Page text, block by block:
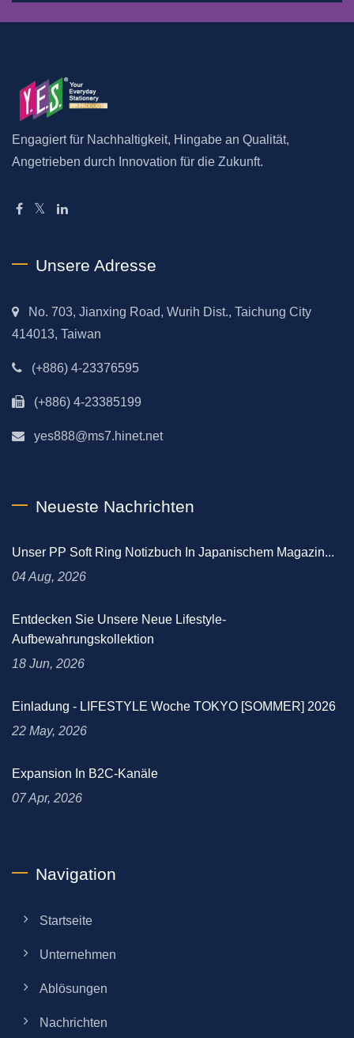
Engagiert für Nachhaltigkeit, Hingabe an Qualität,
Angetrieben durch Innovation für die Zukunft.
Unsere Adresse
No. 703, Jianxing Road, Wurih Dist., Taichung City
414013, Taiwan
(+886) 4-23376595
(+886) 4-23385199
yes888@ms7.hinet.net
Neueste Nachrichten
Unser PP Soft Ring Notizbuch In Japanischem Magazin...
04 Aug, 2026
Entdecken Sie Unsere Neue Lifestyle-
Aufbewahrungskollektion
18 Jun, 2026
Einladung - LIFESTYLE Woche TOKYO [SOMMER] 2026
22 May, 2026
Expansion In B2C-Kanäle
07 Apr, 2026
Navigation
Startseite
Unternehmen
Ablösungen
Nachrichten